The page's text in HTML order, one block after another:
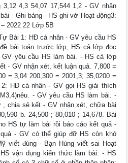
3,12 4,3 54,07 17,544 1,2 - GV nhận
- Ghi bảng - HS ghi vở Hoạt động3:
2022 22 Lớp 5B
Bài 1: HĐ cá nhân - GV yêu cầu HS
bài toán trước lớp, HS cả lớp đọc
GV yêu cầu HS làm bài. - HS cả lớp
- GV nhận xét, kết luận quả. 7,800 =
= 3,04 200,300 = 2001,3; 35,0200 =
2: HĐ cá nhân - GV gọi HS giải thích
- GV yêu cầu HS làm bài. -
chia sẻ kết - GV nhận xét, chữa bài
b. 24,500 ; 80,010 ; 14,678. Bài
HS tự làm bài rồi báo cáo kết quả -
- GV có thể giúp đỡ HS còn khó
viết đúng - Bạn Hùng viết sai Hoạt
vận dụng kiến thức làm bài: - HS